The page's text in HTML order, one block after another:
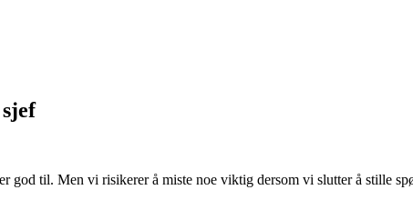
god til. Men vi risikerer å miste noe viktig dersom vi slutter å stille